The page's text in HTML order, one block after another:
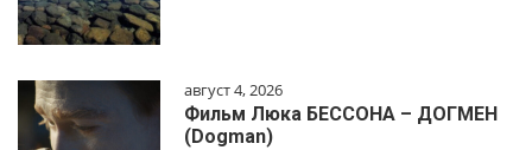
август 4, 2026
Фильм Люка БЕССОНА – ДОГМЕН
(Dogman)